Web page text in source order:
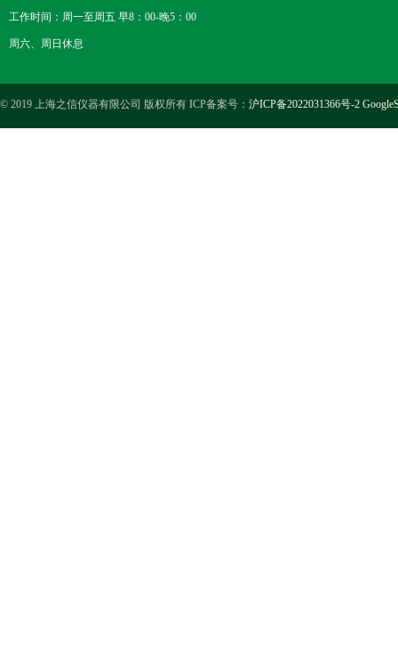
工作时间：周一至周五 早8：00-晚5：00
周六、周日休息
© 2019 上海之信仪器有限公司 版权所有 ICP备案号： 沪ICP备2022031366号-2